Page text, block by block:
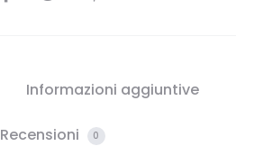
Informazioni aggiuntive
Recensioni 0